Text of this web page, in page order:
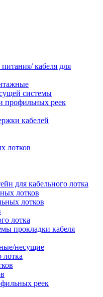
кабеля для
системы
профильных реек
кабелей
лотков
для кабельного лотка
лотков
лотков
лотка
прокладки кабеля
несущие
лотка
реек